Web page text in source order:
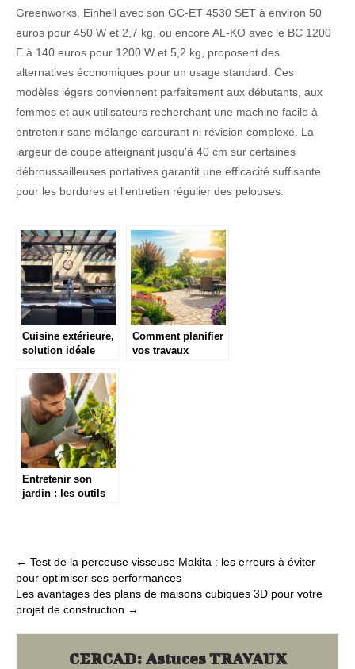
Greenworks, Einhell avec son GC-ET 4530 SET à environ 50
euros pour 450 W et 2,7 kg, ou encore AL-KO avec le BC 1200
E à 140 euros pour 1200 W et 5,2 kg, proposent des
alternatives économiques pour un usage standard. Ces
modèles légers conviennent parfaitement aux débutants, aux
femmes et aux utilisateurs recherchant une machine facile à
entretenir sans mélange carburant ni révision complexe. La
largeur de coupe atteignant jusqu'à 40 cm sur certaines
débroussailleuses portatives garantit une efficacité suffisante
pour les bordures et l'entretien régulier des pelouses.
Cuisine extérieure,
solution idéale
d’été.
Comment planifier
vos travaux
Entretenir son
jardin : les outils
Post
navigation
← Test de la perceuse visseuse Makita : les erreurs à éviter
pour optimiser ses performances
Les avantages des plans de maisons cubiques 3D pour votre
projet de construction →
CERCAD: Astuces TRAVAUX